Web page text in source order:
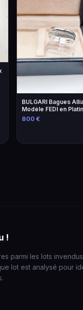
BULGARI Bagues
Modèle FEDI en
800 €
!
parmi les lots
lot est analysé pour